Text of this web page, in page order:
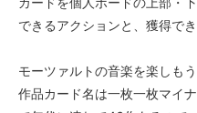
できるアクションと、獲得で
モーツァルトの音楽を楽しもう
作品カード名は一枚一枚マイ